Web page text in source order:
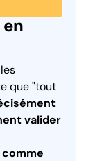
que "tout
valider
comme